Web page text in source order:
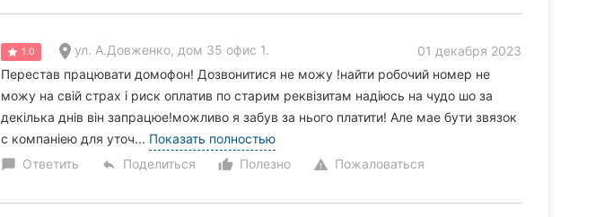
1.0 ул. А.Довженко, дом 35 офис 1.
01 декабря 2023
Перестав працювати домофон! Дозвонитися не можу !найти робочий номер не
можу на свій страх і риск оплатив по старим реквізитам надіюсь на чудо шо за
декілька днів він запрацюе!можливо я забув за нього платити! Але мае бути звязок
с компаніею для уточ... Показать полностью
chat_bubble Ответить reply Поделиться thumb_up_alt
Полезно warning Пожаловаться